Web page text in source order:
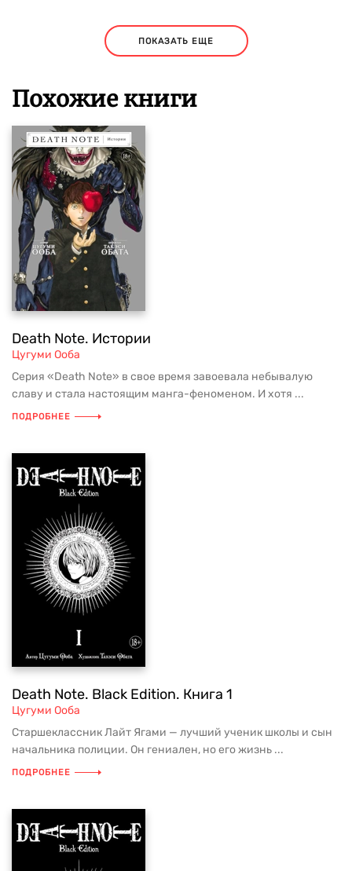
ПОКАЗАТЬ ЕЩЕ
Похожие книги
Death Note. Истории
Цугуми Ооба
Серия «Death Note» в свое время завоевала небывалую
славу и стала настоящим манга-феноменом. И хотя ...
ПОДРОБНЕЕ
Death Note. Black Edition. Книга 1
Цугуми Ооба
Старшеклассник Лайт Ягами — лучший ученик школы и сын
начальника полиции. Он гениален, но его жизнь ...
ПОДРОБНЕЕ